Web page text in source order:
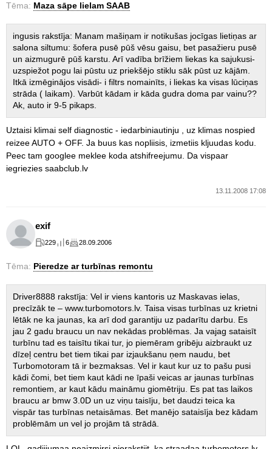
Tēma: Maza sāpe lielam SAAB
ingusis rakstīja: Manam mašiņam ir notikušas jocīgas lietiņas ar
salona siltumu: šofera pusē pūš vēsu gaisu, bet pasažieru pusē
un aizmugurē pūš karstu. Arī vadība brīžiem liekas ka sajukusi-
uzspiežot pogu lai pūstu uz priekšējo stiklu sāk pūst uz kājām.
Itkā izmēginājos visādi- i filtrs nomainīts, i liekas ka visas lūciņas
strāda ( laikam). Varbūt kādam ir kāda gudra doma par vainu??
Ak, auto ir 9-5 pikaps.
Uztaisi klimai self diagnostic - iedarbiniautinju , uz klimas nospied
reizee AUTO + OFF. Ja buus kas nopliisis, izmetiis kljuudas kodu.
Peec tam googlee meklee koda atshifreejumu. Da vispaar
iegriezies saabclub.lv
13.11.2008 17:08
exif
229 6 28.09.2006
Tēma: Pieredze ar turbīnas remontu
Driver8888 rakstīja: Vel ir viens kantoris uz Maskavas ielas,
precīzāk te – www.turbomotors.lv. Taisa visas turbīnas uz krietni
lētāk ne ka jaunas, ka arī dod garantiju uz padarītu darbu. Es
jau 2 gadu braucu un nav nekādas problēmas. Ja vajag sataisīt
turbīnu tad es taisītu tikai tur, jo piemēram gribēju aizbraukt uz
dīzeļ centru bet tiem tikai par izjaukšanu ņem naudu, bet
Turbomotoram tā ir bezmaksas. Vel ir kaut kur uz to pašu pusi
kādi čomi, bet tiem kaut kādi ne īpaši veicas ar jaunas turbīnas
remontiem, ar kaut kādu maināmu giomētriju. Es pat tas laikos
braucu ar bmw 3.0D un uz viņu taisīju, bet daudzi teica ka
vispār tas turbīnas netaisāmas. Bet manējo sataisīja bez kādam
problēmām un vel jo projām tā strādā.